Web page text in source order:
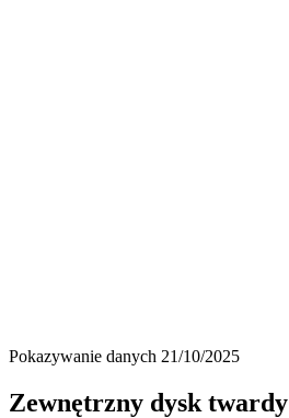
Pokazywanie danych 21/10/2025
Zewnętrzny dysk twardy